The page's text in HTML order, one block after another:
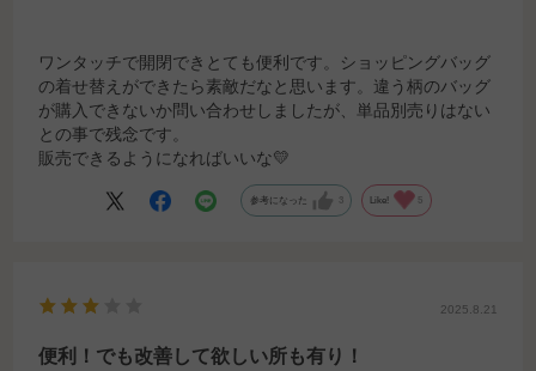
ワンタッチで開閉できとても便利です。ショッピングバッグ
の着せ替えができたら素敵だなと思います。違う柄のバッグ
が購入できないか問い合わせしましたが、単品別売りはない
との事で残念です。
販売できるようになればいいな💛
参考になった 3 Like! 5
2025.8.21
便利！でも改善して欲しい所も有り！